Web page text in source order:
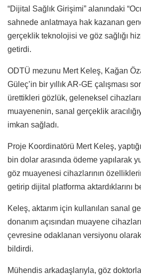
“Dijital Sağlık Girişimi” alanındaki
sahnede anlatmaya hak kazanan
gerçeklik teknolojisi ve göz sağlığı
getirdi.
ODTÜ mezunu Mert Keleş, Kağan
Güleç’in bir yıllık AR-GE çalışması
ürettikleri gözlük, geleneksel
muayenenin, sanal gerçeklik
imkan sağladı.
Proje Koordinatörü Mert Keleş,
bin dolar arasında ödeme yapılarak
göz muayenesi cihazlarının
getirip dijital platforma aktardıklarını
Keleş, aktarım için kullanılan sanal
donanım açısından muayene
çevresine odaklanan versiyonu
bildirdi.
Mühendis arkadaşlarıyla, göz